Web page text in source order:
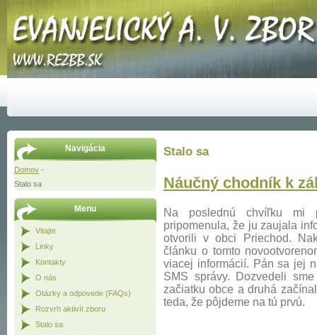
Navigácia
Domov -
Stalo sa
Menu
Vitajte
Linky
Kontakty
O nás
Otázky a odpovede (FAQs)
Rozvrh aktivít zboru
Stalo sa
Stalo sa
Náučný chodník k
Na poslednú chvíľku mi
pripomenula, že ju zaujala
otvorili v obci Priechod.
článku o tomto
viacej informácií. Pán sa jej
SMS správy. Dozvedeli
začiatku obce a druhá
teda, že pôjdeme na tú prvú.